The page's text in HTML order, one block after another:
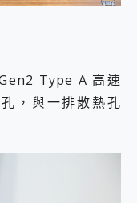
Type A 高速
，與一排散熱孔